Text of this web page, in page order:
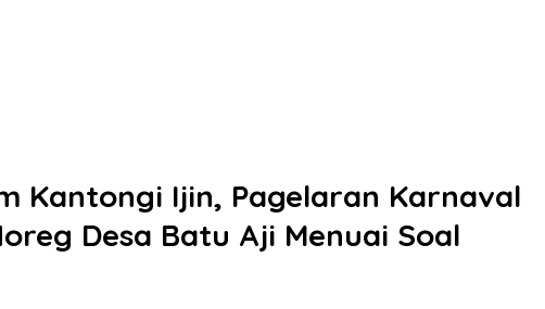
Kantongi Ijin, Pagelaran Karnaval
Desa Batu Aji Menuai Soal